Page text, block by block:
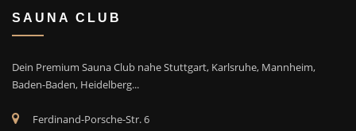
SAUNA CLUB
Dein Premium Sauna Club nahe Stuttgart, Karlsruhe, Mannheim,
Baden-Baden, Heidelberg...
Ferdinand-Porsche-Str. 6